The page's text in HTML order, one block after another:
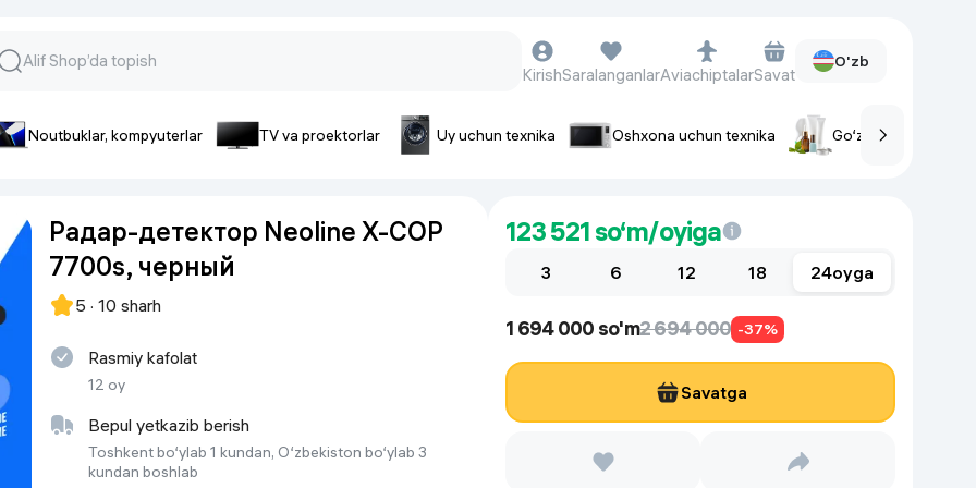
va gadjetlar
Smartfonlar uchun g’ilof
Batareyalar va akkumulyatorlar
Kabellar
Aqlli-soatlar
Qo'l soatlari
Fitnes-brasletlar
Foto apparatlari va Video-
KirishSaralanganlarAviachiptalarSavat
O'zb
Noutbuklar, kompyuterlar TV va proektorlar Uy uchun texnika Oshxona uchun texnika Go‘zallik va parvarish
Радар-детектор Neoline X-COP
7700s, черный
5 · 10 sharh
Rasmiy kafolat
12 oy
Bepul yetkazib berish
Toshkent bo‘ylab 1 kundan, O‘zbekiston bo‘ylab 3
kundan boshlab
123 521 so‘m/oyiga
3 6 12 18 24oyga
1 694 000 so'm2 694 000 -37%
Savatga